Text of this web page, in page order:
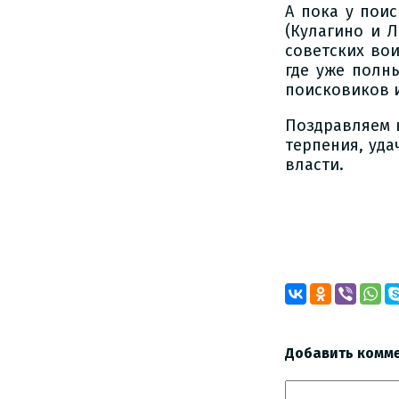
А пока у
(Кулагино и
советских
где уже
поисковиков
Поздравляем
терпения,
власти.
Добавить